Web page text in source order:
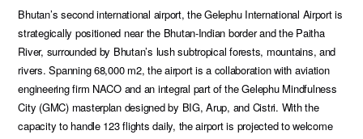
Bhutan’s second international airport, the Gelephu International Airport is
strategically positioned near the Bhutan-Indian border and the Paitha
River, surrounded by Bhutan’s lush subtropical forests, mountains, and
rivers. Spanning 68,000 m2, the airport is a collaboration with aviation
engineering firm NACO and an integral part of the Gelephu Mindfulness
City (GMC) masterplan designed by BIG, Arup, and Cistri. With the
capacity to handle 123 flights daily, the airport is projected to welcome